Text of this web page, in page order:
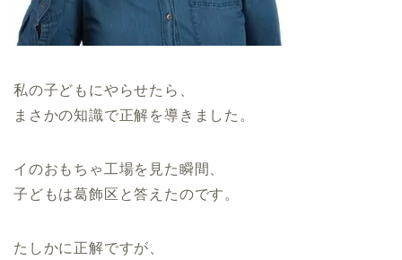
私の子どもにやらせたら、
まさかの知識で正解を導きました。
イのおもちゃ工場を見た瞬間、
子どもは葛飾区と答えたのです。
たしかに正解ですが、